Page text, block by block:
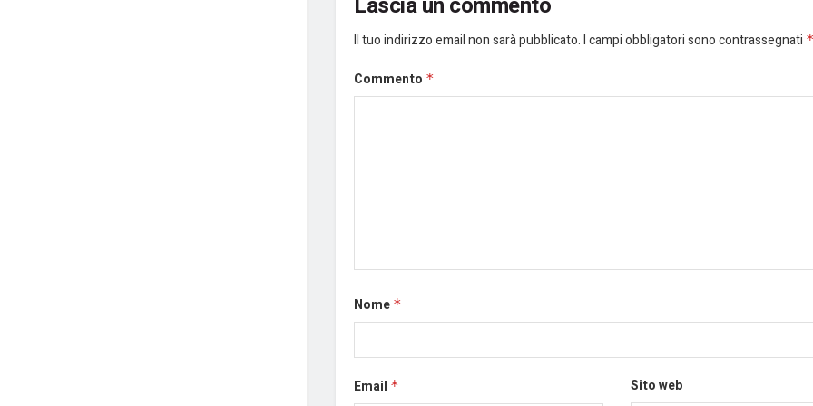
Il tuo indirizzo email non sarà pubblicato.I campi obbligatori sono contrassegnati
Commento *
Nome *
Email * Sito web